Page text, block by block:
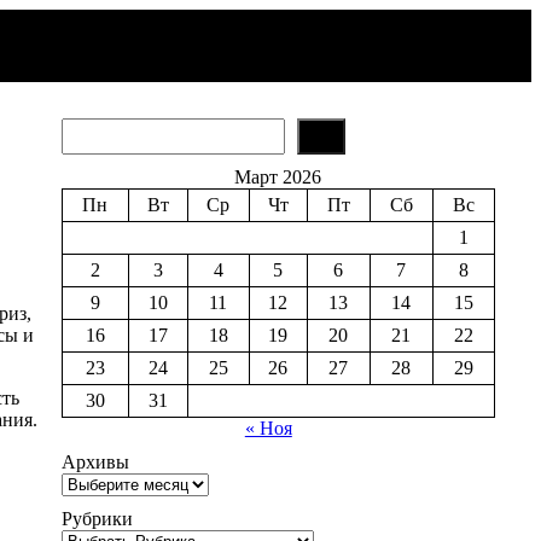
и
e
r
Март 2026
Пн
Вт Ср Чт Пт Сб
Вс
1
2
3 4 5 6 7
8
9
10 11 12 13 14
15
16
17 18 19 20 21
22
23
24 25 26 27 28
29
30
31
« Ноя
Архивы
Рубрики